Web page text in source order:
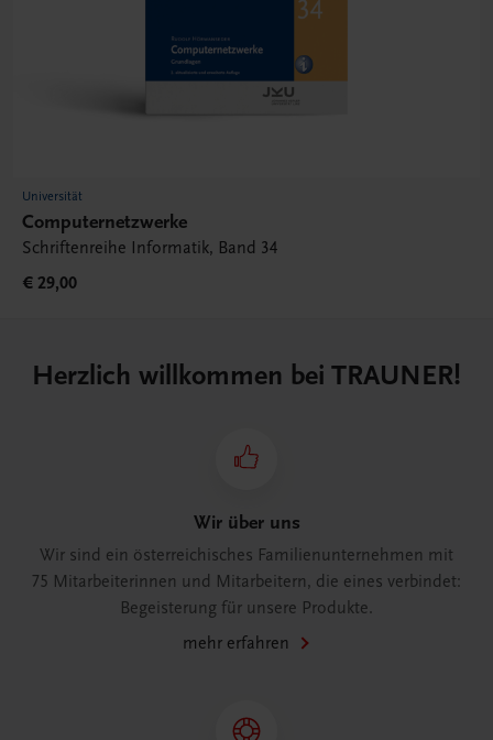
Universität
Computernetzwerke
Schriftenreihe Informatik, Band 34
€ 29,00
Herzlich willkommen bei TRAUNER!
Wir über uns
Wir sind ein österreichisches Familienunternehmen mit
75 Mitarbeiterinnen und Mitarbeitern, die eines verbindet:
Begeisterung für unsere Produkte.
mehr erfahren